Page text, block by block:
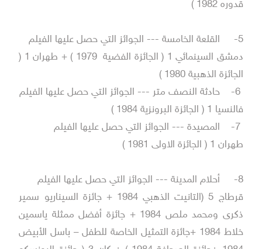
قدوره 1982 )
القلعة الخامسة --- الجوائز التي حصل عليها الفيلم
دمشق السينمائي 1 ( الجائزة الفضية 1979 ) + طهران 1 (
الجائزة الذهبية 1980 )
حادثة النصف متر --- الجوائز التي حصل عليها الفيلم
فالنسيا 1 ( الجائزة البرونزية 1984 )
المصيدة --- الجوائز التي حصل عليها الفيلم
طهران 1 ( الجائزة الاولى 1981 )
أحلام المدينة --- الجوائز التي حصل عليها الفيلم
قرطاج 5 (التانيت الذهبي 1984 + جائزة السيناريو سمير
ذكرى ومحمد ملص 1984 + جائزة أفضل ممثلة ياسمين
خلاط 1984 +جائزة التمثيل الخاصة للطفل – باسل الأبيض